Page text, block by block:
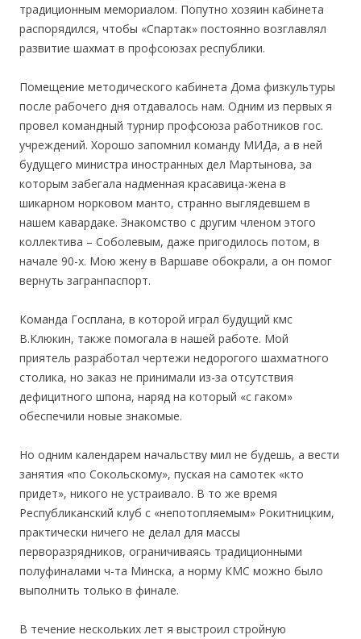
традиционным мемориалом. Попутно хозяин кабинета
распорядился, чтобы «Спартак» постоянно возглавлял
развитие шахмат в профсоюзах республики.
Помещение методического кабинета Дома физкультуры
после рабочего дня отдавалось нам. Одним из первых я
провел командный турнир профсоюза работников гос.
учреждений. Хорошо запомнил команду МИДа, а в ней
будущего министра иностранных дел Мартынова, за
которым забегала надменная красавица-жена в
шикарном норковом манто, странно выглядевшем в
нашем кавардаке. Знакомство с другим членом этого
коллектива – Соболевым, даже пригодилось потом, в
начале 90-х. Мою жену в Варшаве обокрали, а он помог
вернуть загранпаспорт.
Команда Госплана, в которой играл будущий кмс
В.Клюкин, также помогала в нашей работе. Мой
приятель разработал чертежи недорогого шахматного
столика, но заказ не принимали из-за отсутствия
дефицитного шпона, наряд на который «с гаком»
обеспечили новые знакомые.
Но одним календарем начальству мил не будешь, а вести
занятия «по Сокольскому», пуская на самотек «кто
придет», никого не устраивало. В то же время
Республиканский клуб с «непотопляемым» Рокитницким,
практически ничего не делал для массы
перворазрядников, ограничиваясь традиционными
полуфиналами ч-та Минска, а норму КМС можно было
выполнить только в финале.
В течение нескольких лет я выстроил стройную